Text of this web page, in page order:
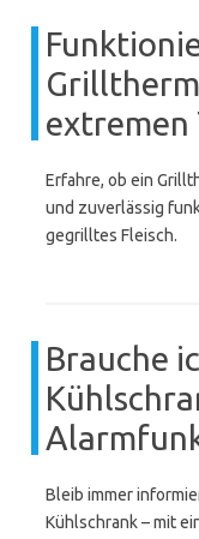
extremen
Erfahre, ob ein
und zuverlässig
gegrilltes Fleisch.
Brauche
Bleib immer
Kühlschrank – mit